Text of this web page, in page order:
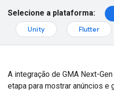
Selecione a plataforma:
Unity
Flutter
A integração de GMA Next-
etapa para mostrar anúncios e